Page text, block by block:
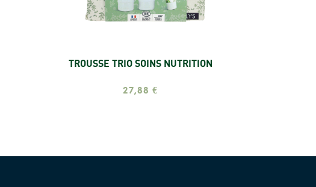
TROUSSE TRIO SOINS NUTRITION
Ajouter
27,88 €